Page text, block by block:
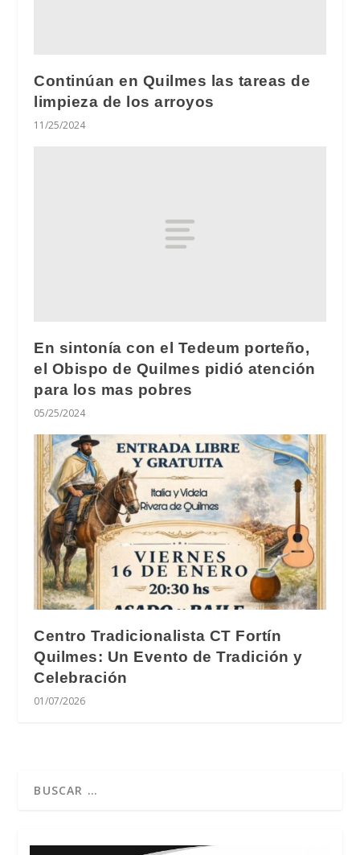
Continúan en Quilmes las tareas de
limpieza de los arroyos
11/25/2024
En sintonía con el Tedeum porteño,
el Obispo de Quilmes pidió atención
para los mas pobres
05/25/2024
Centro Tradicionalista CT Fortín
Quilmes: Un Evento de Tradición y
Celebración
01/07/2026